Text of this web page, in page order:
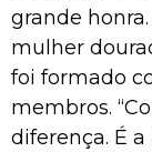
grande
mulher
foi formado
membros.
diferença. É